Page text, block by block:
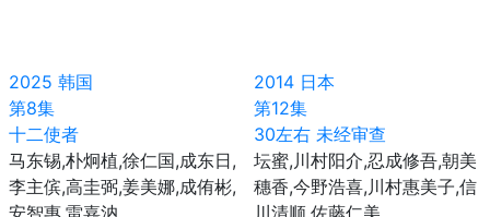
2025 韩国
第8集
十二使者
马东锡,朴炯植,徐仁国,成东日,
李主傧,高圭弼,姜美娜,成侑彬,
安智惠,雷嘉汭
2014 日本
第12集
30左右 未经审查
坛蜜,川村阳介,忍成修吾,朝美
穗香,今野浩喜,川村惠美子,信
川清顺,佐藤仁美